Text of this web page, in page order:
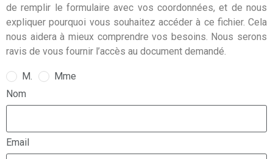
de remplir le formulaire avec vos coordonnées, et de nous
expliquer pourquoi vous souhaitez accéder à ce fichier. Cela
nous aidera à mieux comprendre vos besoins. Nous serons
ravis de vous fournir l’accès au document demandé.
M.
Mme
Nom
Email